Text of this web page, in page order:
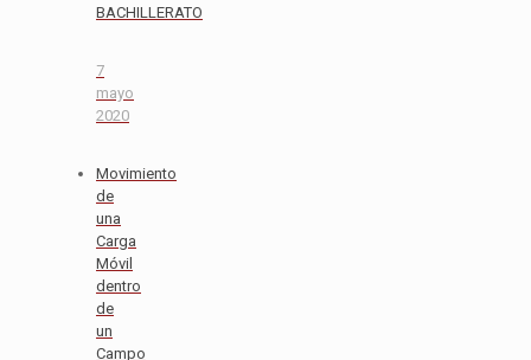
BACHILLERATO
7
mayo
2020
Movimiento
de
una
Carga
Móvil
dentro
de
un
Campo